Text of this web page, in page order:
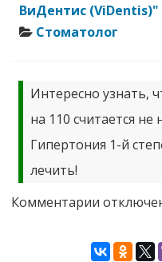
ВиДентис (ViDentis)"
Стоматолог
Интересно узнать,
на 110 считается
Гипертония 1-й
лечить!
Комментарии к
Арсен